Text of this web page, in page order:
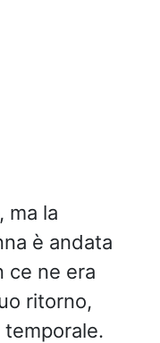
ma la
è andata
ce ne era
ritorno,